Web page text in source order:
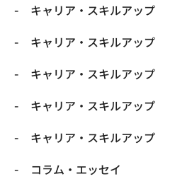
キャリア・スキルアップ
キャリア・スキルアップ
キャリア・スキルアップ
キャリア・スキルアップ
キャリア・スキルアップ
コラム・エッセイ